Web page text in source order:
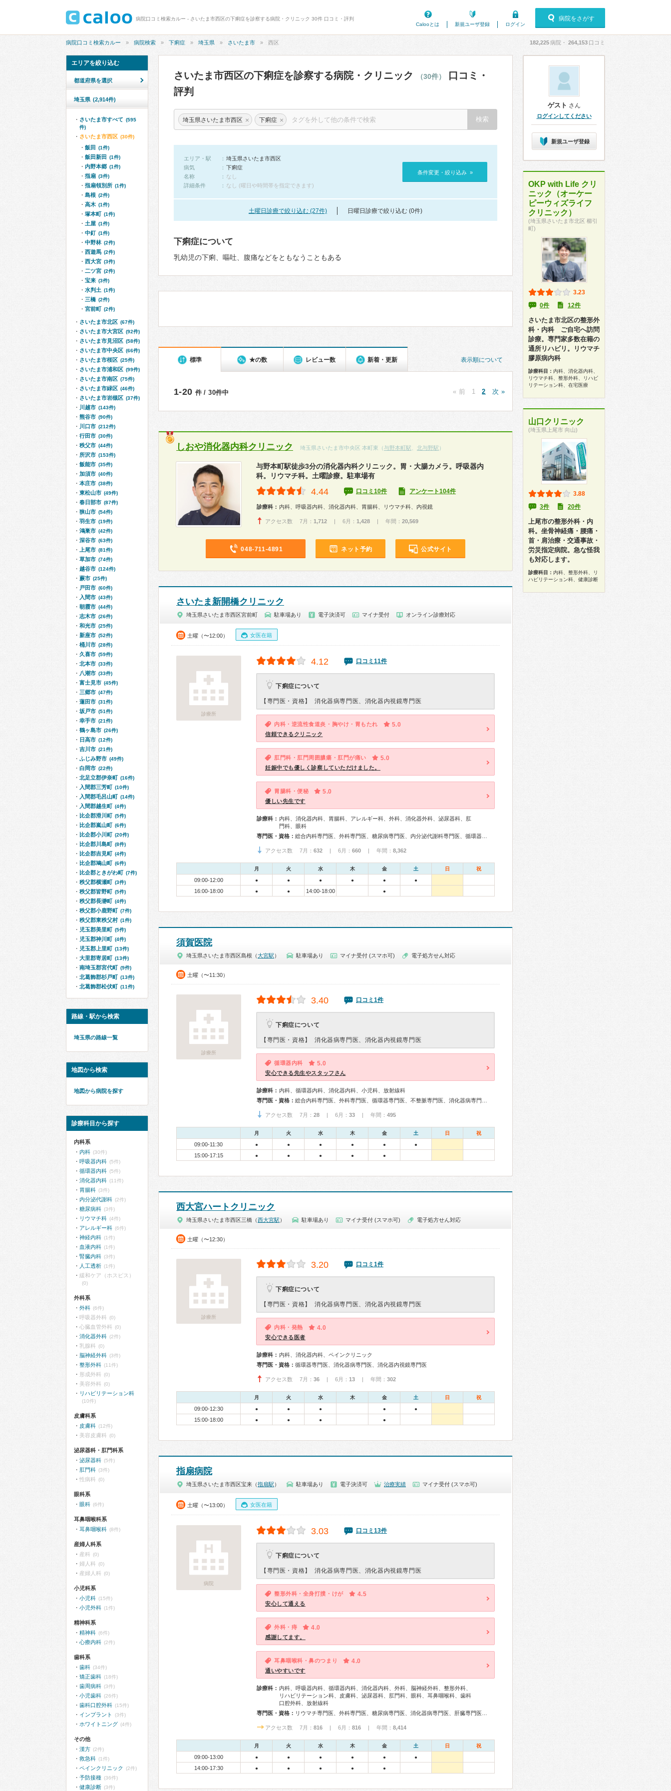
病院口コミ検索カルー - さいたま市西区の下痢症を診察する病院・クリニック 30件 口コミ・評判
Calooとは
新規ユーザ登録 ログイン
病院をさがす
病院口コミ検索カルー 病院検索 下痢症 埼玉県 さいたま市 西区 182,225病院・ 264,153 口コミ
さいたま市西区の下痢症を診察する病院・クリニック （30件）
口コミ・
評判
埼玉県さいたま市西区 × 下痢症 ×
エリア・駅
埼玉県さいたま市西区
病気
下痢症
名称
なし
詳細条件
なし (曜日や時間帯を指定できます)
条件変更・絞り込み »
土曜日診療で絞り込む (27件) 日曜日診療で絞り込む (0件)
下痢症について
乳幼児の下痢、嘔吐、腹痛などをともなうこともある
表示順について
標準 ★の数 レビュー数 新着・更新
1-20 件 / 30件中 « 前 1 2 次 »
しおや消化器内科クリニック 埼玉県さいたま市中央区 本町東（与野本町駅 北与野駅 ）
与野本町駅徒歩3分の消化器内科クリニック。胃・大腸カメラ。呼吸器内
科。リウマチ科。土曜診療。駐車場有
4.44 口コミ10件 アンケート104件
診療科： 内科、呼吸器内科、消化器内科、胃腸科、リウマチ科、内視鏡
アクセス数 7月： 1,712 | 6月： 1,428 | 年間： 20,569
048-711-4891 ネット予約 公式サイト
さいたま新開橋クリニック
埼玉県さいたま市西区宮前町 駐車場あり 電子決済可 マイナ受付 オンライン診療対応
土曜（〜12:00） 女医在籍
診療所
4.12 口コミ11件
下痢症について
【専門医・資格】 消化器病専門医、消化器内視鏡専門医
内科・逆流性食道炎・胸やけ・胃もたれ 5.0
信頼できるクリニック
肛門科・肛門周囲膿瘍・肛門が痛い 5.0
妊娠中でも優しく診察していただけました。
胃腸科・便秘 5.0
優しい先生です
診療科： 内科、消化器内科、胃腸科、アレルギー科、外科、消化器外科、泌尿器科、肛
門科、眼科
専門医・資格：
アクセス数 7月： 632 | 6月： 660 | 年間： 8,362
月 火 水 木 金 土 日 祝
09:00-12:00 ● ● ● ● ● ●
16:00-18:00 ● ● 14:00-18:00 ●
須賀医院
埼玉県さいたま市西区島根（大宮駅 ） 駐車場あり マイナ受付 (スマホ可) 電子処方せん対応
土曜（〜11:30）
診療所
3.40 口コミ1件
下痢症について
【専門医・資格】 消化器病専門医、消化器内視鏡専門医
循環器内科 5.0
安心できる先生やスタッフさん
診療科： 内科、循環器内科、消化器内科、小児科、放射線科
専門医・資格：
アクセス数 7月： 28 | 6月： 33 | 年間： 495
月 火 水 木 金 土 日 祝
09:00-11:30 ● ● ● ● ● ●
15:00-17:15 ● ● ● ● ●
西大宮ハートクリニック
埼玉県さいたま市西区三橋（西大宮駅 ） 駐車場あり マイナ受付 (スマホ可) 電子処方せん対応
土曜（〜12:30）
診療所
3.20 口コミ1件
下痢症について
【専門医・資格】 消化器病専門医、消化器内視鏡専門医
内科・発熱 4.0
安心できる医者
診療科： 内科、消化器内科、ペインクリニック
専門医・資格： 循環器専門医、消化器病専門医、消化器内視鏡専門医
アクセス数 7月： 36 | 6月： 13 | 年間： 302
月 火 水 木 金 土 日 祝
09:00-12:30 ● ● ● ● ●
15:00-18:00 ● ● ● ●
指扇病院
埼玉県さいたま市西区宝来（指扇駅 ） 駐車場あり 電子決済可 治療実績 マイナ受付 (スマホ可)
土曜（〜13:00） 女医在籍
病院
3.03 口コミ13件
下痢症について
【専門医・資格】 消化器病専門医、消化器内視鏡専門医
整形外科・全身打撲・けが 4.5
安心して通える
外科・痔 4.0
感謝してます。
耳鼻咽喉科・鼻のつまり 4.0
通いやすいです
診療科： 内科、呼吸器内科、循環器内科、消化器内科、外科、脳神経外科、整形外科、
リハビリテーション科、皮膚科、泌尿器科、肛門科、眼科、耳鼻咽喉科、歯科
口腔外科、放射線科
専門医・資格：
アクセス数 7月： 816 | 6月： 816 | 年間： 8,414
月 火 水 木 金 土 日 祝
09:00-13:00 ● ● ● ● ● ●
14:00-17:30 ● ● ● ● ●
エリアを絞り込む
都道府県を選択
埼玉県 (2,914件)
さいたま市すべて (595
件)
さいたま市西区 (30件)
飯田 (1件)
飯田新田 (1件)
内野本郷 (1件)
指扇 (3件)
指扇領別所 (1件)
島根 (2件)
高木 (1件)
塚本町 (1件)
土屋 (1件)
中釘 (1件)
中野林 (2件)
西遊馬 (2件)
西大宮 (3件)
二ツ宮 (2件)
宝来 (3件)
水判土 (1件)
三橋 (2件)
宮前町 (2件)
さいたま市北区 (67件)
さいたま市大宮区 (92件)
さいたま市見沼区 (58件)
さいたま市中央区 (66件)
さいたま市桜区 (25件)
さいたま市浦和区 (99件)
さいたま市南区 (75件)
さいたま市緑区 (46件)
さいたま市岩槻区 (37件)
川越市 (143件)
熊谷市 (90件)
川口市 (212件)
行田市 (30件)
秩父市 (44件)
所沢市 (153件)
飯能市 (35件)
加須市 (40件)
本庄市 (38件)
東松山市 (49件)
春日部市 (87件)
狭山市 (54件)
羽生市 (19件)
鴻巣市 (42件)
深谷市 (63件)
上尾市 (81件)
草加市 (74件)
越谷市 (124件)
蕨市 (25件)
戸田市 (60件)
入間市 (43件)
朝霞市 (44件)
志木市 (26件)
和光市 (25件)
新座市 (52件)
桶川市 (28件)
久喜市 (59件)
北本市 (33件)
八潮市 (33件)
富士見市 (45件)
三郷市 (47件)
蓮田市 (31件)
坂戸市 (51件)
幸手市 (21件)
鶴ヶ島市 (26件)
日高市 (12件)
吉川市 (21件)
ふじみ野市 (49件)
白岡市 (22件)
北足立郡伊奈町 (16件)
入間郡三芳町 (10件)
入間郡毛呂山町 (14件)
入間郡越生町 (4件)
比企郡滑川町 (5件)
比企郡嵐山町 (6件)
比企郡小川町 (20件)
比企郡川島町 (8件)
比企郡吉見町 (4件)
比企郡鳩山町 (6件)
比企郡ときがわ町 (7件)
秩父郡横瀬町 (3件)
秩父郡皆野町 (5件)
秩父郡長瀞町 (4件)
秩父郡小鹿野町 (7件)
秩父郡東秩父村 (1件)
児玉郡美里町 (5件)
児玉郡神川町 (4件)
児玉郡上里町 (13件)
大里郡寄居町 (13件)
南埼玉郡宮代町 (9件)
北葛飾郡杉戸町 (13件)
北葛飾郡松伏町 (11件)
路線・駅から検索
埼玉県の路線一覧
地図から検索
地図から病院を探す
診療科目から探す
内科系
内科 (30件)
呼吸器内科 (5件)
循環器内科 (5件)
消化器内科 (11件)
胃腸科 (3件)
内分泌代謝科 (2件)
糖尿病科 (3件)
リウマチ科 (4件)
アレルギー科 (6件)
神経内科 (1件)
血液内科 (1件)
腎臓内科 (3件)
人工透析 (1件)
緩和ケア（ホスピス）
(0)
外科系
外科 (6件)
呼吸器外科 (0)
心臓血管外科 (0)
消化器外科 (2件)
乳腺科 (0)
脳神経外科 (3件)
整形外科 (11件)
形成外科 (0)
美容外科 (0)
リハビリテーション科
(10件)
皮膚科系
皮膚科 (12件)
美容皮膚科 (0)
泌尿器科・肛門科系
泌尿器科 (5件)
肛門科 (3件)
性病科 (0)
眼科系
眼科 (6件)
耳鼻咽喉科系
耳鼻咽喉科 (8件)
産婦人科系
産科 (0)
婦人科 (0)
産婦人科 (0)
小児科系
小児科 (15件)
小児外科 (1件)
精神科系
精神科 (6件)
心療内科 (2件)
歯科系
歯科 (34件)
矯正歯科 (18件)
歯周病科 (3件)
小児歯科 (26件)
歯科口腔外科 (15件)
インプラント (3件)
ホワイトニング (4件)
その他
漢方 (2件)
救急科 (1件)
ペインクリニック (2件)
予防接種 (36件)
健康診断 (3件)
ゲスト さん
ログインしてください
新規ユーザ登録
OKP with Life クリ
ニック（オーケー
ピーウィズライフ
クリニック）
(埼玉県さいたま市北区 櫛引
町)
3.23
0件
12件
さいたま市北区の整形外
科・内科 ご自宅へ訪問
診療。専門家多数在籍の
通所リハビリ。リウマチ
膠原病内科
診療科目： 内科、消化器内科、
リウマチ科、整形外科、リハビ
リテーション科、在宅医療
山口クリニック
(埼玉県上尾市 向山)
3.88
3件
20件
上尾市の整形外科・内
科。坐骨神経痛・腰痛・
首・肩治療・交通事故・
労災指定病院。急な怪我
も対応します。
診療科目： 内科、整形外科、リ
ハビリテーション科、健康診断